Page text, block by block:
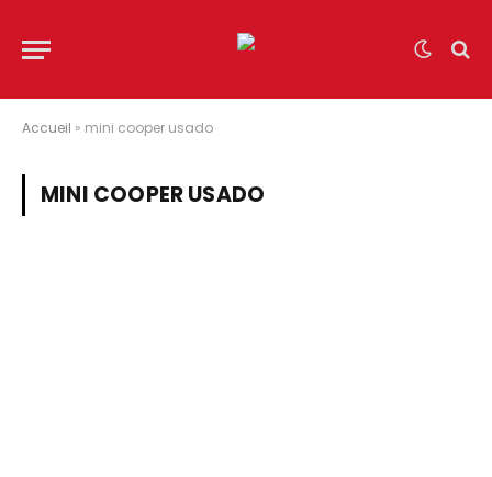
Accueil » mini cooper usado
MINI COOPER USADO